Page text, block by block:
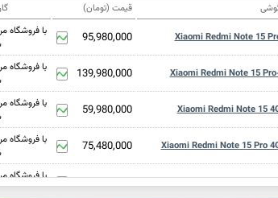
قیمت (تومان)
Xiaomi Redmi Note 15
95,980,000
با فروشگاه
Xiaomi Redmi Note 15
139,980,000
با فروشگاه
Xiaomi Redmi Note 15
59,980,000
با فروشگاه
Xiaomi Redmi Note 15 Pro
75,480,000
با فروشگاه
Xiaomi Redmi Pad 2
56,980,000
با فروشگاه